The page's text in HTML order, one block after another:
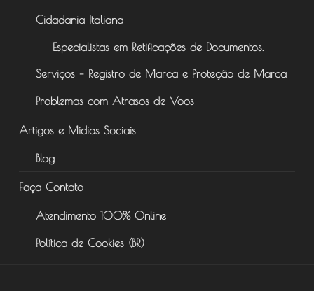
Cidadania Italiana
Especialistas em Retificações de Documentos.
Serviços – Registro de Marca e Proteção de Marca
Problemas com Atrasos de Voos
Artigos e Mídias Sociais
Blog
Faça Contato
Atendimento 100% Online
Política de Cookies (BR)